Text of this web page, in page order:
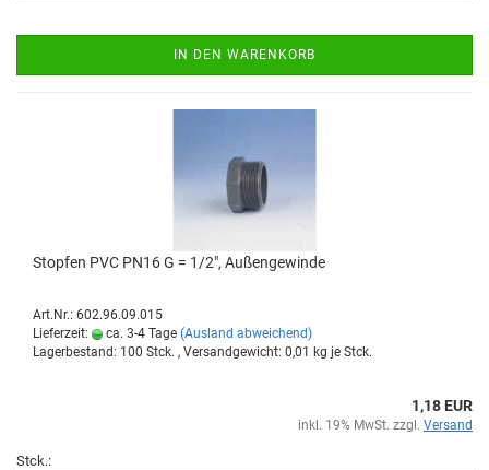
IN DEN WARENKORB
Stop­fen PVC PN16 G = 1/2", Au­ßen­ge­win­de
Art.Nr.: 602.96.09.015
Lieferzeit:
ca. 3-4 Tage (Ausland abweichend)
Lagerbestand: 100 Stck. , Versandgewicht: 0,01 kg je Stck.
1,18 EUR
inkl. 19% MwSt. zzgl. Versand
Stck.: